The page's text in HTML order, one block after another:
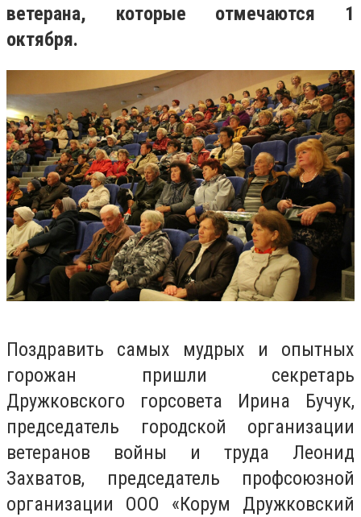
ветерана, которые отмечаются 1
октября.
Поздравить самых мудрых и опытных
горожан пришли секретарь
Дружковского горсовета Ирина Бучук,
председатель городской организации
ветеранов войны и труда Леонид
Захватов, председатель профсоюзной
организации ООО «Корум Дружковский